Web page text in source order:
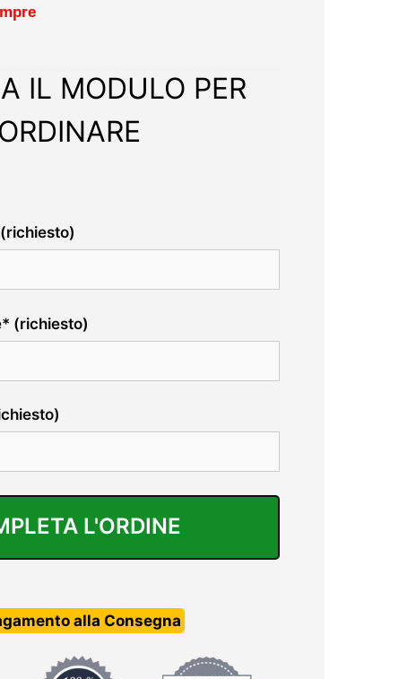
IL MODULO PER
ORDINARE
(richiesto)
alla Consegna